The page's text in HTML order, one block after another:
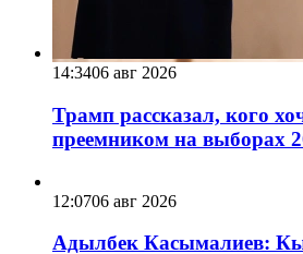
14:3406 авг 2026
Трамп рассказал, кого
преемником на выборах
12:0706 авг 2026
Адылбек Касымалиев: